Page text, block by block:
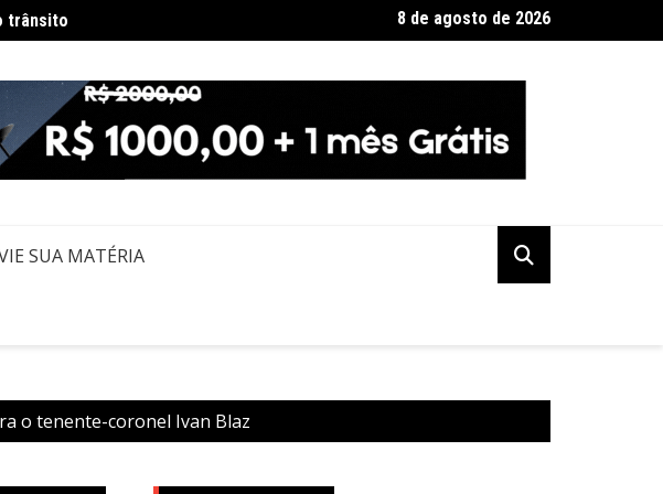
Polícia Federal indicia 16 pessoas por queda de avião da Voepass
8 de agosto de 2026
SUA MATÉRIA
o tenente-coronel Ivan Blaz